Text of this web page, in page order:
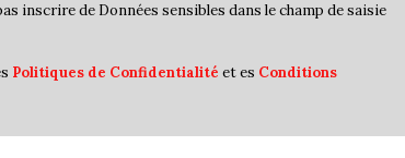
inscrire de Données sensibles dans le champ de saisie
Politiques de Confidentialité et es Conditions